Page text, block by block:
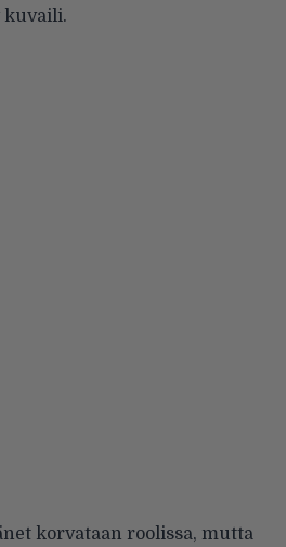
kuvaili.
korvataan roolissa, mutta